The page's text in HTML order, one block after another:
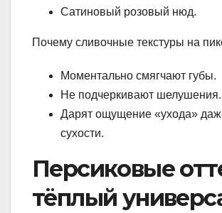
Сатиновый розовый нюд.
Почему сливочные текстуры на
Моментально смягчают губы.
Не подчеркивают шелушения.
Дарят ощущение «ухода»
сухости.
Персиковые
тёплый